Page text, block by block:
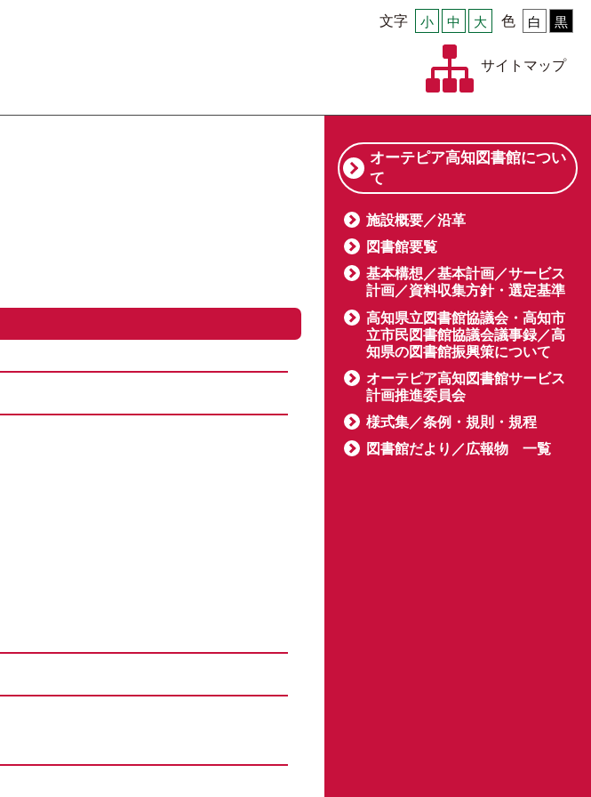
色 白 黒
文字 小 中 大
サイトマップ
オーテピア高知図書館につい
て
施設概要／沿革
図書館要覧
基本構想／基本計画／サービス
計画／資料収集方針・選定基準
高知県立図書館協議会・高知市
立市民図書館協議会議事録／高
知県の図書館振興策について
オーテピア高知図書館サービス
計画推進委員会
様式集／条例・規則・規程
図書館だより／広報物 一覧